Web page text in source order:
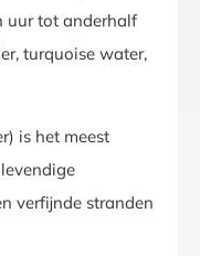
uur tot anderhalf
turquoise water,
is het meest
verfijnde stranden